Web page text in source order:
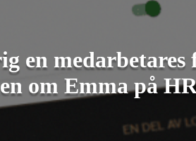
en medarbetares
om Emma på